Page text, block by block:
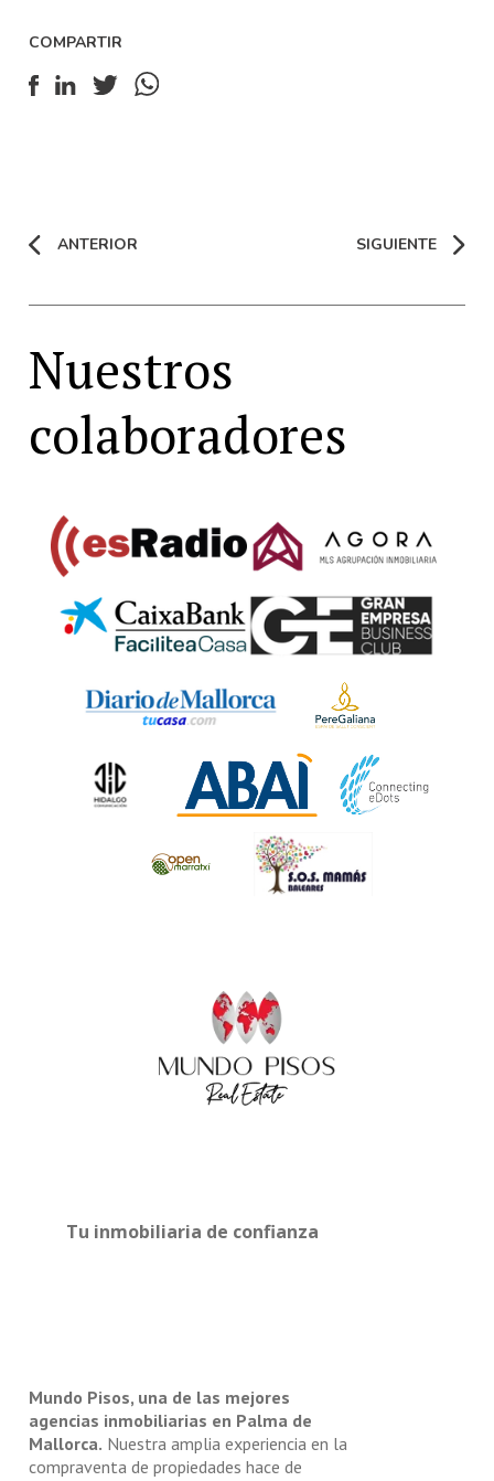
COMPARTIR
ANTERIOR SIGUIENTE
Nuestros
colaboradores
Tu inmobiliaria de confianza
Mundo Pisos, una de las mejores
agencias inmobiliarias en Palma de
Mallorca. Nuestra amplia experiencia en la
compraventa de propiedades hace de